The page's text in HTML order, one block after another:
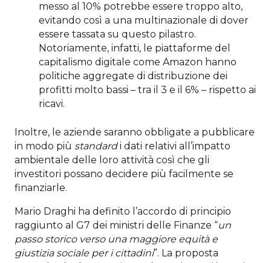
messo al 10% potrebbe essere troppo alto,
evitando così a una multinazionale di dover
essere tassata su questo pilastro.
Notoriamente, infatti, le piattaforme del
capitalismo digitale come Amazon hanno
politiche aggregate di distribuzione dei
profitti molto bassi – tra il 3 e il 6% – rispetto ai
ricavi.
Inoltre, le aziende saranno obbligate a pubblicare
in modo più standardi dati relativi all’impatto
ambientale delle loro attività così che gli
investitori possano decidere più facilmente se
finanziarle.
Mario Draghi ha definito l’accordo di principio
raggiunto al G7 dei ministri delle Finanze “un
passo storico verso una maggiore equità e
giustizia sociale per i cittadini”. La proposta